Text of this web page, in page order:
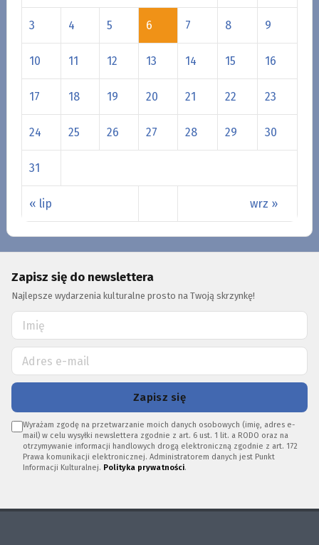
« lip wrz »
3 4 5 6 7 8 9
10 11 12 13 14 15 16
17 18 19 20 21 22 23
24 25 26 27 28 29 30
31
Zapisz się do newslettera
Najlepsze wydarzenia kulturalne prosto na Twoją skrzynkę!
Zapisz się
Wyrażam zgodę na przetwarzanie moich danych osobowych (imię, adres e-
mail) w celu wysyłki newslettera zgodnie z art. 6 ust. 1 lit. a RODO oraz na
otrzymywanie informacji handlowych drogą elektroniczną zgodnie z art. 172
Prawa komunikacji elektronicznej. Administratorem danych jest Punkt
Informacji Kulturalnej. Polityka prywatności.